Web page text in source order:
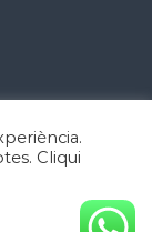
Todos los derechos
Cliqui